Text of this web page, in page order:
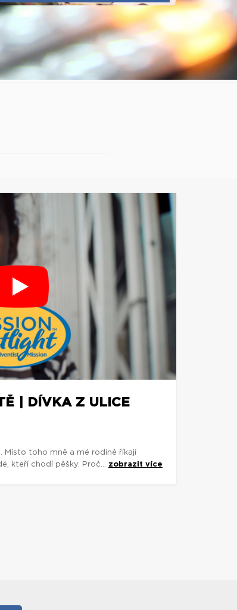
| DÍVKA Z ULICE
Místo toho mně a mé rodině říkají
kteří chodí pěšky. Proč... zobrazit více